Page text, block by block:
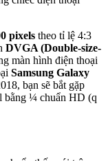
pixels theo tỉ lệ 4:3
DVGA (Double-size-
màn hình điện thoại
Samsung Galaxy
bạn sẽ bắt gặp
bằng ¼ chuẩn HD (q